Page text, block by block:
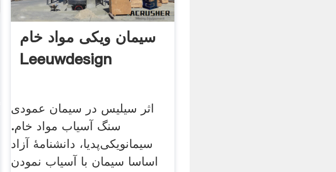
سیمان ویکی مواد خام
Leeuwdesign
اثر سیلیس در سیمان عمودی
سنگ آسیاب مواد خام.
سیمانویکی‌پدیا، دانشنامهٔ آزاد
اساسا سیمان با آسیاب نمودن